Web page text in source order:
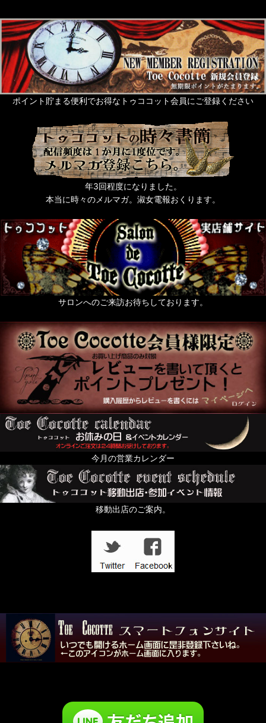
ポイント貯まる便利でお得なトゥココット会員にご登録ください
年3回程度になりました。
本当に時々のメルマガ。淑女電報おくります。
サロンへのご来訪お待ちしております。
今月の営業カレンダー
移動出店のご案内。